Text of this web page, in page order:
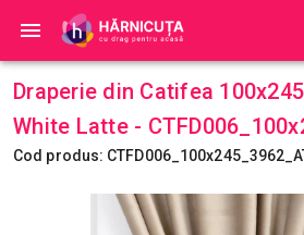
Draperie din Catifea
White Latte -
Cod produs: